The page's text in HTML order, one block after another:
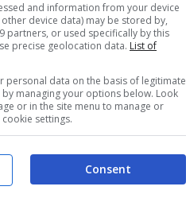
and information from your device
device data) may be stored by,
partners, or used specifically by this
precise geolocation data. List of
personal data on the basis of legitimate
managing your options below. Look
or in the site menu to manage or
settings.
Consent